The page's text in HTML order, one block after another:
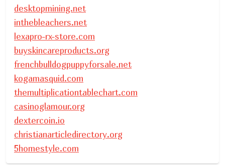
desktopmining.net
inthebleachers.net
lexapro-rx-store.com
buyskincareproducts.org
frenchbulldogpuppyforsale.net
kogamasquid.com
themultiplicationtablechart.com
casinoglamour.org
dextercoin.io
christianarticledirectory.org
5homestyle.com